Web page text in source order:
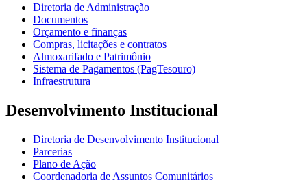
Diretoria de Administração
Documentos
Orçamento e finanças
Compras, licitações e contratos
Almoxarifado e Patrimônio
Sistema de Pagamentos (PagTesouro)
Infraestrutura
Desenvolvimento Institucional
Diretoria de Desenvolvimento Institucional
Parcerias
Plano de Ação
Coordenadoria de Assuntos Comunitários